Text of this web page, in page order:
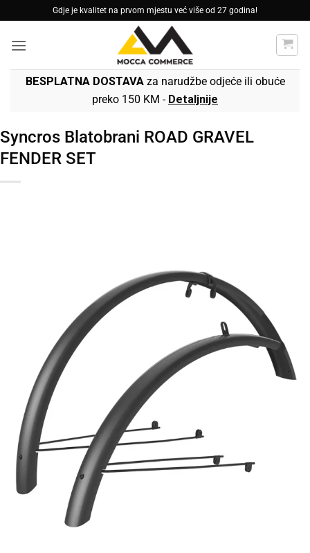
to
content
Gdje je kvalitet na prvom mjestu već više od 27 godina!
BESPLATNA DOSTAVAza narudžbe odjeće ili obuće
preko 150 KM - Detaljnije
Syncros Blatobrani ROAD GRAVEL
FENDER SET